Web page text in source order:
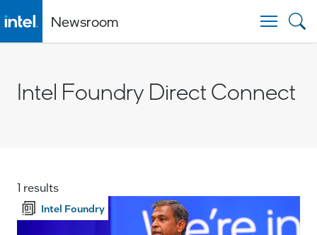
Newsroom
Intel Foundry Direct Connect
1 results
Intel Foundry